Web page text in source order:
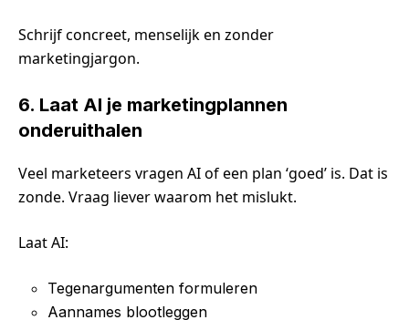
Schrijf concreet, menselijk en zonder
marketingjargon.
6. Laat AI je marketingplannen
onderuithalen
Veel marketeers vragen AI of een plan ‘goed’ is. Dat is
zonde. Vraag liever waarom het mislukt.
Laat AI:
Tegenargumenten formuleren
Aannames blootleggen